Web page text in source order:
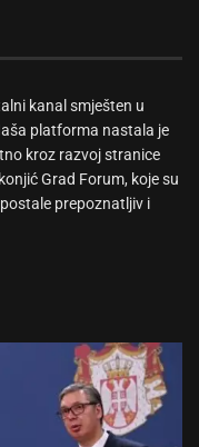
kanal smješten u
platforma nastala je
kroz razvoj stranice
Grad Forum, koje su
prepoznatljiv i